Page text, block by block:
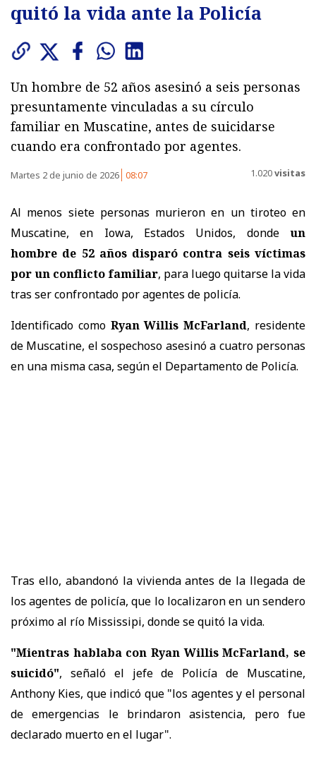
quitó la vida ante la Policía
Un hombre de 52 años asesinó a seis personas
presuntamente vinculadas a su círculo
familiar en Muscatine, antes de suicidarse
cuando era confrontado por agentes.
Martes 2 de junio de 2026 08:07 1.020visitas
Al menos siete personas murieron en un tiroteo en
Muscatine, en Iowa, Estados Unidos, donde un
hombre de 52 años disparó contra seis víctimas
por un conflicto familiar, para luego quitarse la vida
tras ser confrontado por agentes de policía.
Identificado como Ryan Willis McFarland, residente
de Muscatine, el sospechoso asesinó a cuatro personas
en una misma casa, según el Departamento de Policía.
Tras ello, abandonó la vivienda antes de la llegada de
los agentes de policía, que lo localizaron en un sendero
próximo al río Mississipi, donde se quitó la vida.
"Mientras hablaba con Ryan Willis McFarland, se
suicidó", señaló el jefe de Policía de Muscatine,
Anthony Kies, que indicó que "los agentes y el personal
de emergencias le brindaron asistencia, pero fue
declarado muerto en el lugar".